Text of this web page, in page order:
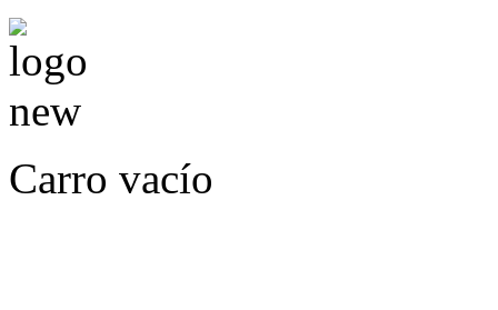
Carro vacío